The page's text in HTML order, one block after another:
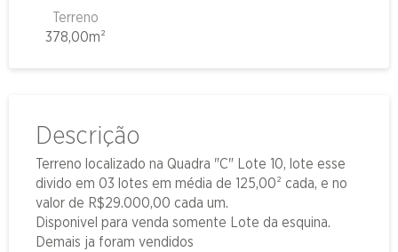
Terreno
378,00m²
Descrição
Terreno localizado na Quadra "C" Lote 10, lote esse
divido em 03 lotes em média de 125,00² cada, e no
valor de R$29.000,00 cada um.
Disponivel para venda somente Lote da esquina.
Demais ja foram vendidos